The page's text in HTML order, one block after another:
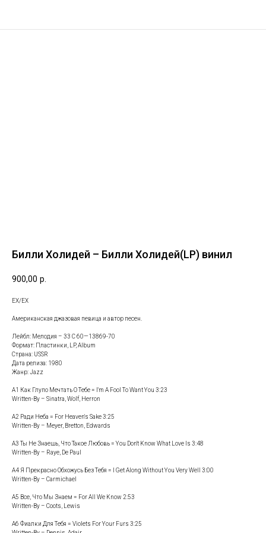
Билли Холидей – Билли Холидей(LP) винил
900,00 р.
ЕХ/ЕХ
Американская джазовая певица и автор песен.
Лейбл: Мелодия – 33 С 60—13869-70
Формат: Пластинки, LP, Album
Страна: USSR
Дата релиза: 1980
Жанр: Jazz
A1 Как Глупо Мечтать О Тебе = I'm A Fool To Want You 3:23
Written-By – Sinatra, Wolf, Herron
A2 Ради Неба = For Heaven's Sake 3:25
Written-By – Meyer, Bretton, Edwards
A3 Ты Не Знаешь, Что Такое Любовь = You Don't Know What Love Is 3:48
Written-By – Raye, De Paul
A4 Я Прекрасно Обхожусь Без Тебя = I Get Along Without You Very Well 3:00
Written-By – Carmichael
A5 Все, Что Мы Знаем = For All We Know 2:53
Written-By – Coots, Lewis
A6 Фиалки Для Тебя = Violets For Your Furs 3:25